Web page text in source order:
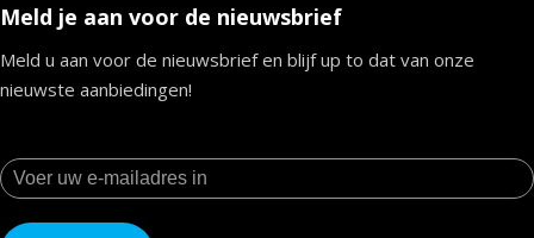
Meld je aan voor de nieuwsbrief
Meld u aan voor de nieuwsbrief en blijf up to dat van onze
nieuwste aanbiedingen!